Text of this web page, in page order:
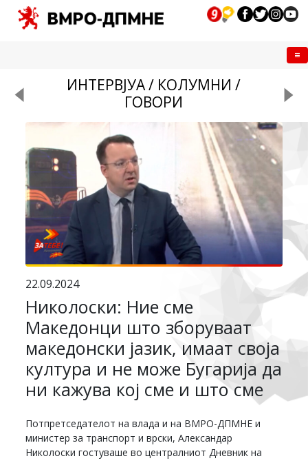
ИНТЕРВЈУА / КОЛУМНИ /
ГОВОРИ
22.09.2024
Николоски: Ние сме
Македонци што зборуваат
македонски јазик, имаат своја
култура и не може Бугарија да
ни кажува кој сме и што сме
Потпретседателот на влада и на ВМРО-ДПМНЕ и
министер за транспорт и врски, Александар
Николоски гостуваше во централниот Дневник на